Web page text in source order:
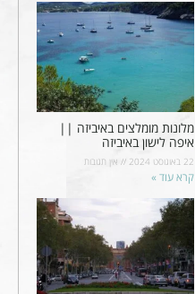
מלונות מומלצים באיביזה ||
איפה לישון באיביזה
22 באוגוסט 2024 אין תגובות
קרא עוד »